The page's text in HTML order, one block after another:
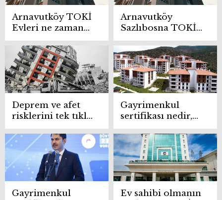
Arnavutköy TOKİ
Evleri ne zaman
teslim edilecek?
Arnavutköy
Sazlıbosna TOKİ
konutları canlı
çekiliş sonrası
sahiplerini buldu
Deprem ve afet
risklerini tek tıkla
öğrenme dönemi
başladı
Gayrimenkul
sertifikası nedir,
nasıl alınır? Emlak
Konut ve
TOKİ’den işbirliği
Gayrimenkul
Ev sahibi olmanın